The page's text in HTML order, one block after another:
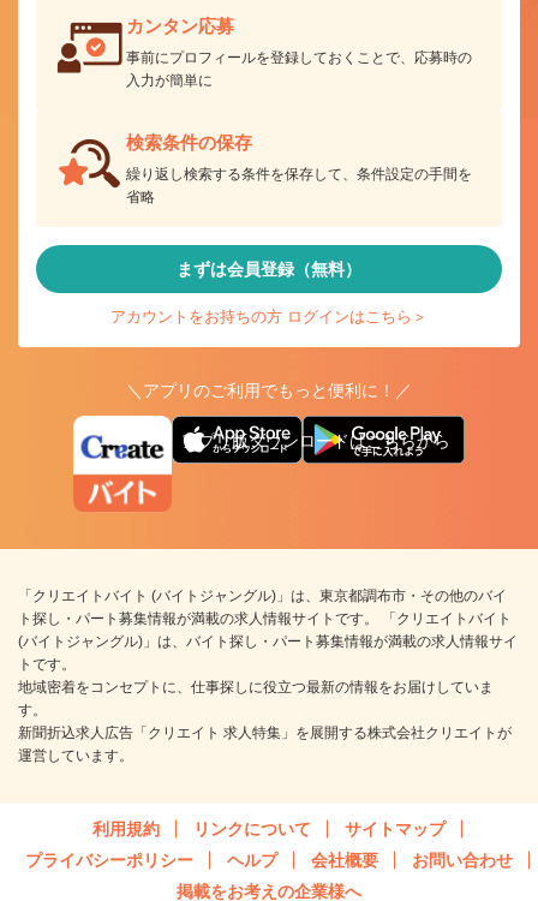
カンタン応募
事前にプロフィールを登録しておくことで、応募時の
入力が簡単に
検索条件の保存
繰り返し検索する条件を保存して、条件設定の手間を
省略
まずは会員登録（無料）
アカウントをお持ちの方 ログインはこちら＞
＼アプリのご利用でもっと便利に！／
アプリ版ダウンロードはこちらから
「クリエイトバイト (バイトジャングル)」は、東京都調布市・その他のバイ
ト探し・パート募集情報が満載の求人情報サイトです。 「クリエイトバイト
(バイトジャングル)」は、バイト探し・パート募集情報が満載の求人情報サイ
トです。
地域密着をコンセプトに、仕事探しに役立つ最新の情報をお届けしていま
す。
新聞折込求人広告「クリエイト 求人特集」を展開する株式会社クリエイトが
運営しています。
利用規約 リンクについて
サイトマップ
プライバシーポリシー
ヘルプ 会社概要
お問い合わせ
掲載をお考えの企業様へ